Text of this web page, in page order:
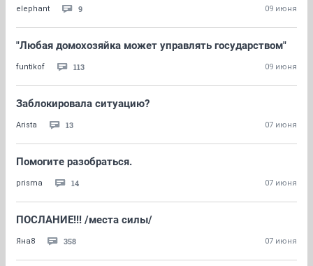
elephant 9 09 июня
"Любая домохозяйка может управлять государством"
funtikof 113 09 июня
Заблокировала ситуацию?
Arista 13 07 июня
Помогите разобраться.
prisma 14 07 июня
ПОСЛАНИЕ!!! /места силы/
Яна8 358 07 июня